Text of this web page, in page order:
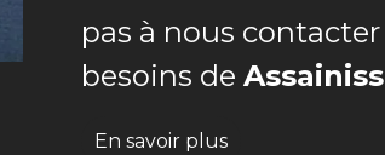
pas à nous
besoins de
En savoir plus